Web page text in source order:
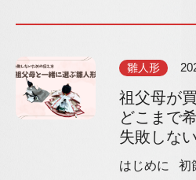
雛人形
祖父母が
どこまで
失敗しな
はじめに 初